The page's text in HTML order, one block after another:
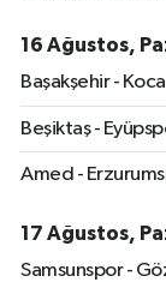
16 Ağustos,
Başakşehir -
Beşiktaş -
Amed -
17 Ağustos,
Samsunspor -